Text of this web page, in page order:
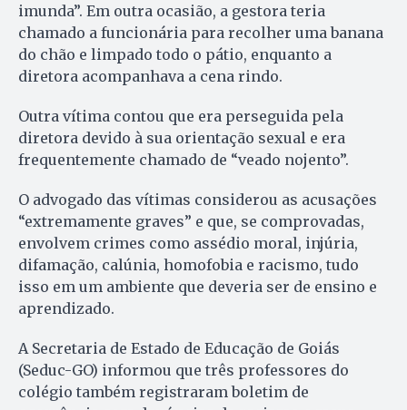
imunda”. Em outra ocasião, a gestora teria
chamado a funcionária para recolher uma banana
do chão e limpado todo o pátio, enquanto a
diretora acompanhava a cena rindo.
Outra vítima contou que era perseguida pela
diretora devido à sua orientação sexual e era
frequentemente chamado de “veado nojento”.
O advogado das vítimas considerou as acusações
“extremamente graves” e que, se comprovadas,
envolvem crimes como assédio moral, injúria,
difamação, calúnia, homofobia e racismo, tudo
isso em um ambiente que deveria ser de ensino e
aprendizado.
A Secretaria de Estado de Educação de Goiás
(Seduc-GO) informou que três professores do
colégio também registraram boletim de